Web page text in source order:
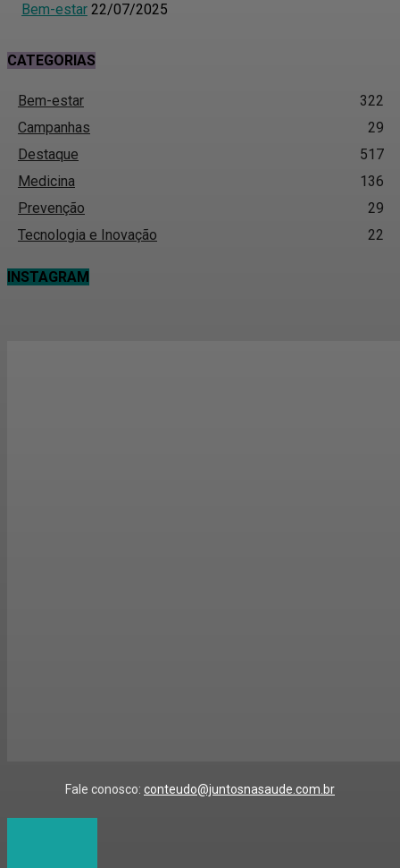
Bem-estar 22/07/2025
CATEGORIAS
Bem-estar
322
Campanhas
29
Destaque
517
Medicina
136
Prevenção
29
Tecnologia e Inovação
22
INSTAGRAM
Fale conosco: conteudo@juntosnasaude.com.br